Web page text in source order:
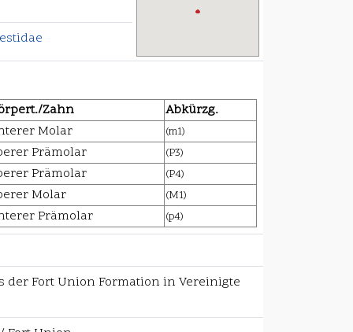
Zahn
Abkürzg.
Molar (m1)
Prämolar (P3)
Prämolar (P4)
Molar (M1)
Prämolar (p4)
der Fort Union Formation in Vereinigte